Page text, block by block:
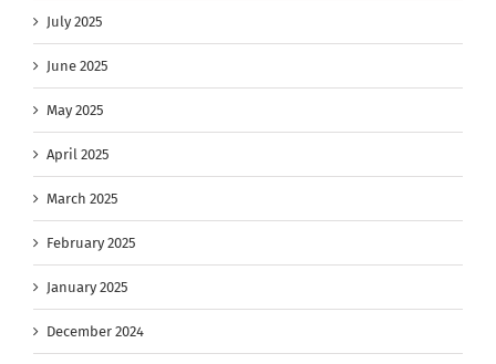
July 2025
June 2025
May 2025
April 2025
March 2025
February 2025
January 2025
December 2024